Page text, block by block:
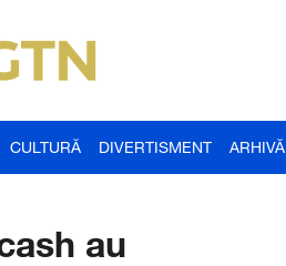
CULTURĂ DIVERTISMENT ARHIVĂ
au